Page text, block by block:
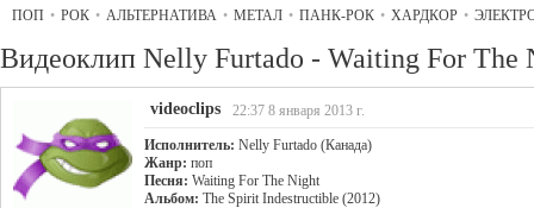
ПОП • РОК • АЛЬТЕРНАТИВА • МЕТАЛ • ПАНК-РОК • ХАРДКОР •
Видеоклип Nelly Furtado - Waiting For The
videoclips 22:37 8 января 2013 г.
Исполнитель: Nelly Furtado (Канада)
Жанр: поп
Песня: Waiting For The Night
Альбом: The Spirit Indestructible (2012)